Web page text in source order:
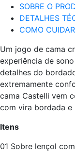
SOBRE O
DETALHES
COMO CUIDAR
Um jogo de cama
experiência de
detalhes do
extremamente
cama Castelli vem
com vira bordada
Itens
01 Sobre lençol